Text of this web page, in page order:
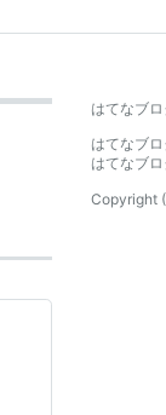
はてなブ
はてなブ
はてなブ
Copyright